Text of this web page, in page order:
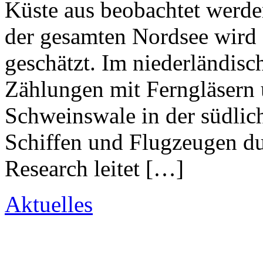
Küste aus beobachtet
der gesamten Nordsee
geschätzt. Im
Zählungen mit
Schweinswale in der
Schiffen und Flugzeugen
Research leitet […]
Aktuelles